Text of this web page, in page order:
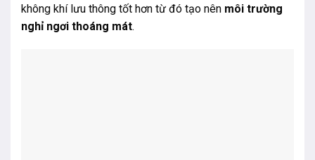
không khí lưu thông tốt hơn từ đó tạo nên môi trường
nghỉ ngơi thoáng mát.